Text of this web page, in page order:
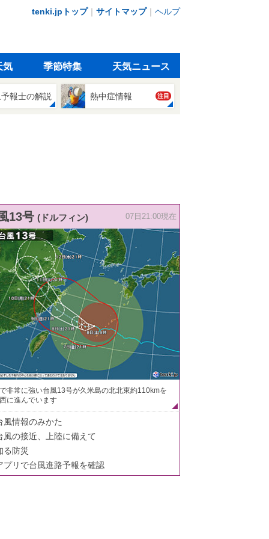
tenki.jpトップ｜ サイトマップ｜ ヘルプ
気 季節特集 天気ニュース
報士の解説 熱中症情報 注目
13号 (ドルフィン) 07日21:00現在
非常に強い台風13号が久米島の北北東約110kmを
に進んでいます
風情報のみかた
風の接近、上陸に備えて
る防災
プリで台風進路予報を確認